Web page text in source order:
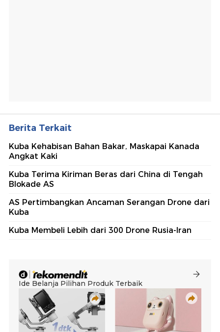
Berita Terkait
Kuba Kehabisan Bahan Bakar, Maskapai Kanada
Angkat Kaki
Kuba Terima Kiriman Beras dari China di Tengah
Blokade AS
AS Pertimbangkan Ancaman Serangan Drone dari
Kuba
Kuba Membeli Lebih dari 300 Drone Rusia-Iran